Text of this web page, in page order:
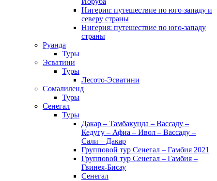
Нигерия: путешествие по юго-западу и
северу страны
Нигерия: путешествие по юго-западу
страны
Руанда
Туры
Эсватини
Туры
Лесото-Эсватини
Сомалиленд
Туры
Сенегал
Туры
Дакар – Тамбакунда – Вассаду –
Кедугу – Афиа – Ивол – Вассаду –
Сали – Дакар
Групповой тур Сенегал – Гамбия 2021
Групповой тур Сенегал – Гамбия –
Гвинея-Бисау
Сенегал